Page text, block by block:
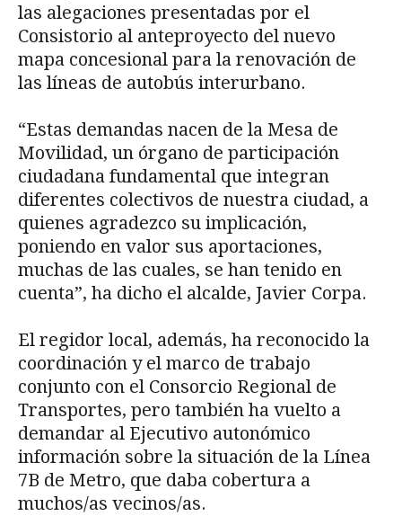
las alegaciones presentadas por el
Consistorio al anteproyecto del nuevo
mapa concesional para la renovación de
las líneas de autobús interurbano.
“Estas demandas nacen de la Mesa de
Movilidad, un órgano de participación
ciudadana fundamental que integran
diferentes colectivos de nuestra ciudad, a
quienes agradezco su implicación,
poniendo en valor sus aportaciones,
muchas de las cuales, se han tenido en
cuenta”, ha dicho el alcalde, Javier Corpa.
El regidor local, además, ha reconocido la
coordinación y el marco de trabajo
conjunto con el Consorcio Regional de
Transportes, pero también ha vuelto a
demandar al Ejecutivo autonómico
información sobre la situación de la Línea
7B de Metro, que daba cobertura a
muchos/as vecinos/as.